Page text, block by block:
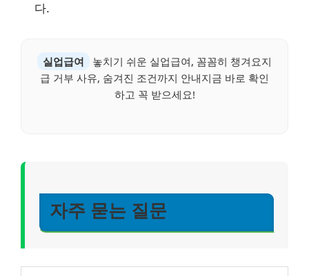
다.
실업급여
놓치기 쉬운 실업급여, 꼼꼼히 챙겨요지
급 거부 사유, 숨겨진 조건까지 안내지금 바로 확인
하고 꼭 받으세요!
자주 묻는 질문